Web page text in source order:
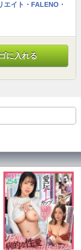
イト・FALENO・
に入れる